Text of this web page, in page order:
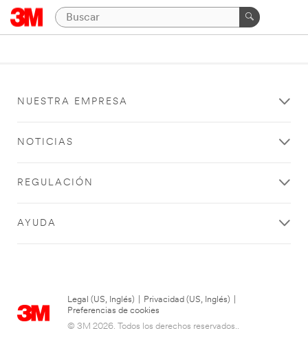
NUESTRA EMPRESA
NOTICIAS
REGULACIÓN
AYUDA
Legal (US, Inglés) Privacidad (US, Inglés)
Preferencias de cookies
© 3M 2026. Todos los derechos reservados..